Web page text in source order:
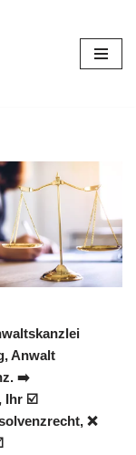
Anwalt
➡️
Ihr ☑️
❌